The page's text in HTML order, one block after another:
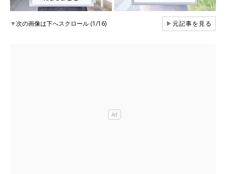
▼次の画像は下へスクロール (1/16) ▶元記事を見る